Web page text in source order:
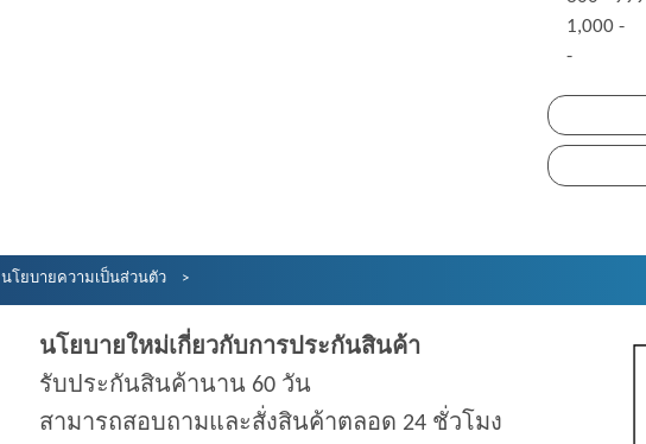
1,000 -
-
นโยบายความเป็นส่วนตัว
นโยบายใหม่เกี่ยวกับการประกันสินค้า
รับประกันสินค้านาน 60 วัน
สามารถสอบถามและสั่งสินค้าตลอด 24 ชั่วโมง